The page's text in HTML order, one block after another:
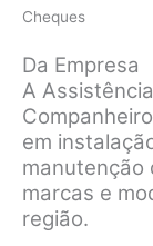
Cheques
Da Empresa
A
em
manutenção
marcas e
região.